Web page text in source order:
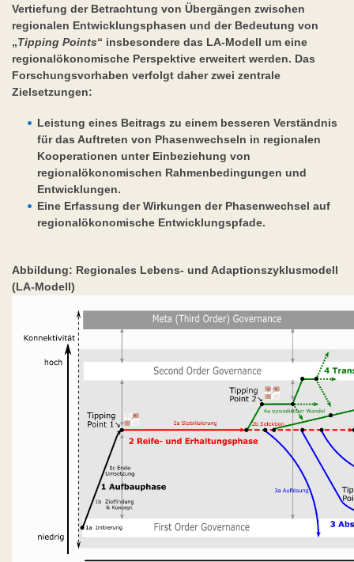
Vertiefung der Betrachtung von Übergängen zwischen
regionalen Entwicklungsphasen und der Bedeutung von
„Tipping Points“ insbesondere das LA-Modell um eine
regionalökonomische Perspektive erweitert werden. Das
Forschungsvorhaben verfolgt daher zwei zentrale
Zielsetzungen:
Leistung eines Beitrags zu einem besseren Verständnis
für das Auftreten von Phasenwechseln in regionalen
Kooperationen unter Einbeziehung von
regionalökonomischen Rahmenbedingungen und
Entwicklungen.
Eine Erfassung der Wirkungen der Phasenwechsel auf
regionalökonomische Entwicklungspfade.
Abbildung: Regionales Lebens- und Adaptionszyklusmodell
(LA-Modell)